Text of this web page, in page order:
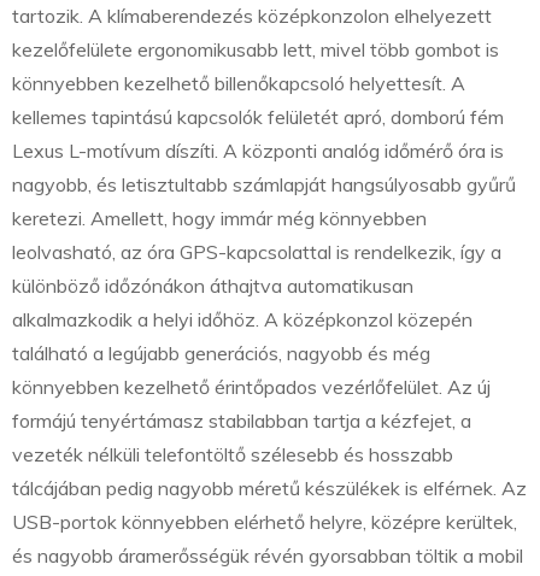
tartozik. A klímaberendezés középkonzolon elhelyezett
kezelőfelülete ergonomikusabb lett, mivel több gombot is
könnyebben kezelhető billenőkapcsoló helyettesít. A
kellemes tapintású kapcsolók felületét apró, domború fém
Lexus L-motívum díszíti. A központi analóg időmérő óra is
nagyobb, és letisztultabb számlapját hangsúlyosabb gyűrű
keretezi. Amellett, hogy immár még könnyebben
leolvasható, az óra GPS-kapcsolattal is rendelkezik, így a
különböző időzónákon áthajtva automatikusan
alkalmazkodik a helyi időhöz. A középkonzol közepén
található a legújabb generációs, nagyobb és még
könnyebben kezelhető érintőpados vezérlőfelület. Az új
formájú tenyértámasz stabilabban tartja a kézfejet, a
vezeték nélküli telefontöltő szélesebb és hosszabb
tálcájában pedig nagyobb méretű készülékek is elférnek. Az
USB-portok könnyebben elérhető helyre, középre kerültek,
és nagyobb áramerősségük révén gyorsabban töltik a mobil